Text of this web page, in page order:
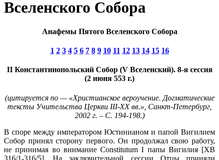
Вселенского Собора
Анафемы Пятого Вселенского Собора
1 2 3 4 5 6 7 8 9 10 11 12 13 14 15 16
II Константинопольский Собор (V Вселенский). 8-я сессия
(2 июня 553 г.)
(цитируется по — «Христианское вероучение. Догматические
тексты Учительства Церкви III-XX вв.», Санкт-Петербург,
2002 г. – С. 194-198.)
В споре между императором Юстинианом и папой Вигилием
Собор принял сторону первого. Он продолжал свою работу,
не принимая во внимание Constitutum I папы Вигилия [ХВ
316/1-316/5]. На заключительной сессии Отцы приняли